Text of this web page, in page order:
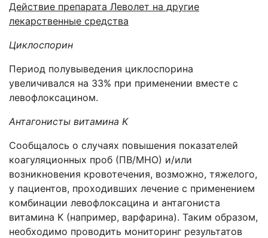
Действие препарата Леволет на другие
лекарственные средства
Циклоспорин
Период полувыведения циклоспорина
увеличивался на 33% при применении вместе с
левофлоксацином.
Антагонисты витамина K
Сообщалось о случаях повышения показателей
коагуляционных проб (ПВ/МНО) и/или
возникновения кровотечения, возможно, тяжелого,
у пациентов, проходивших лечение с применением
комбинации левофлоксацина и антагониста
витамина K (например, варфарина). Таким образом,
необходимо проводить мониторинг результатов